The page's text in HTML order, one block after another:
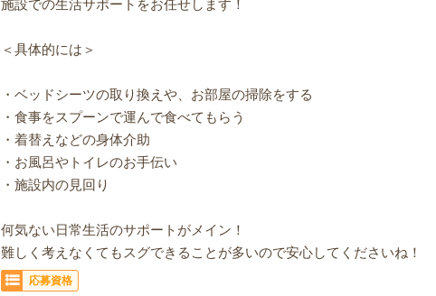
施設での生活サポートをお任せします！
＜具体的には＞
・ベッドシーツの取り換えや、お部屋の掃除をする
・食事をスプーンで運んで食べてもらう
・着替えなどの身体介助
・お風呂やトイレのお手伝い
・施設内の見回り
何気ない日常生活のサポートがメイン！
難しく考えなくてもスグできることが多いので安心してくださいね！
応募資格